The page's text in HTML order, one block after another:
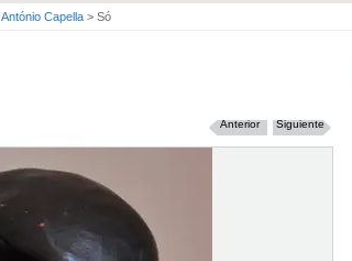
António Capella > Só
Siguiente
Anterior